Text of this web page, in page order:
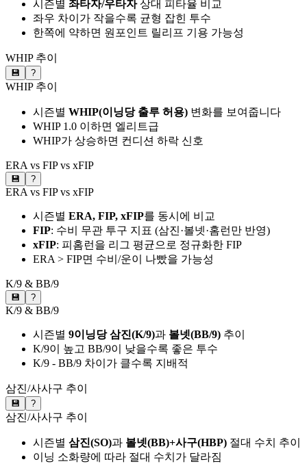
시즌별 좌타자/우타자상대 피타율 비교
좌우 차이가 작을수록 균형 잡힌 투수
한쪽에 약하면 원포인트 릴리프 기용 가능성
WHIP 추이
💾 ?
WHIP 추이
시즌별 WHIP(이닝당 출루 허용) 변화를 보여줍니다
WHIP 1.0 이하면 엘리트급
WHIP가 상승하면 컨디션 하락 신호
ERA vs FIP vs xFIP
💾 ?
ERA vs FIP vs xFIP
시즌별 ERA, FIP, xFIP를 동시에 비교
FIP: 수비 무관 투구 지표 (삼진·볼넷·홈런만 반영)
xFIP: 피홈런을 리그 평균으로 정규화한 FIP
ERA > FIP면 수비/운이 나빴을 가능성
K/9 & BB/9
💾 ?
K/9 & BB/9
시즌별 9이닝당 삼진(K/9)과 볼넷(BB/9) 추이
K/9이 높고 BB/9이 낮을수록 좋은 투수
K/9 - BB/9 차이가 클수록 지배적
삼진/사사구 추이
💾 ?
삼진/사사구 추이
시즌별 삼진(SO)과 볼넷(BB)+사구(HBP) 절대 수치 추이
이닝 소화량에 따라 절대 수치가 달라짐